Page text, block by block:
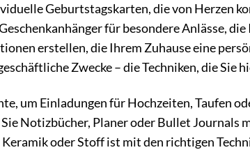
Geburtstagskarten, die von Herzen
für besondere Anlässe,
erstellen, die Ihrem Zuhause eine
Zwecke – die Techniken, die Sie
um Einladungen für Hochzeiten, Taufen
Notizbücher, Planer oder Bullet Journals
oder Stoff ist mit den richtigen